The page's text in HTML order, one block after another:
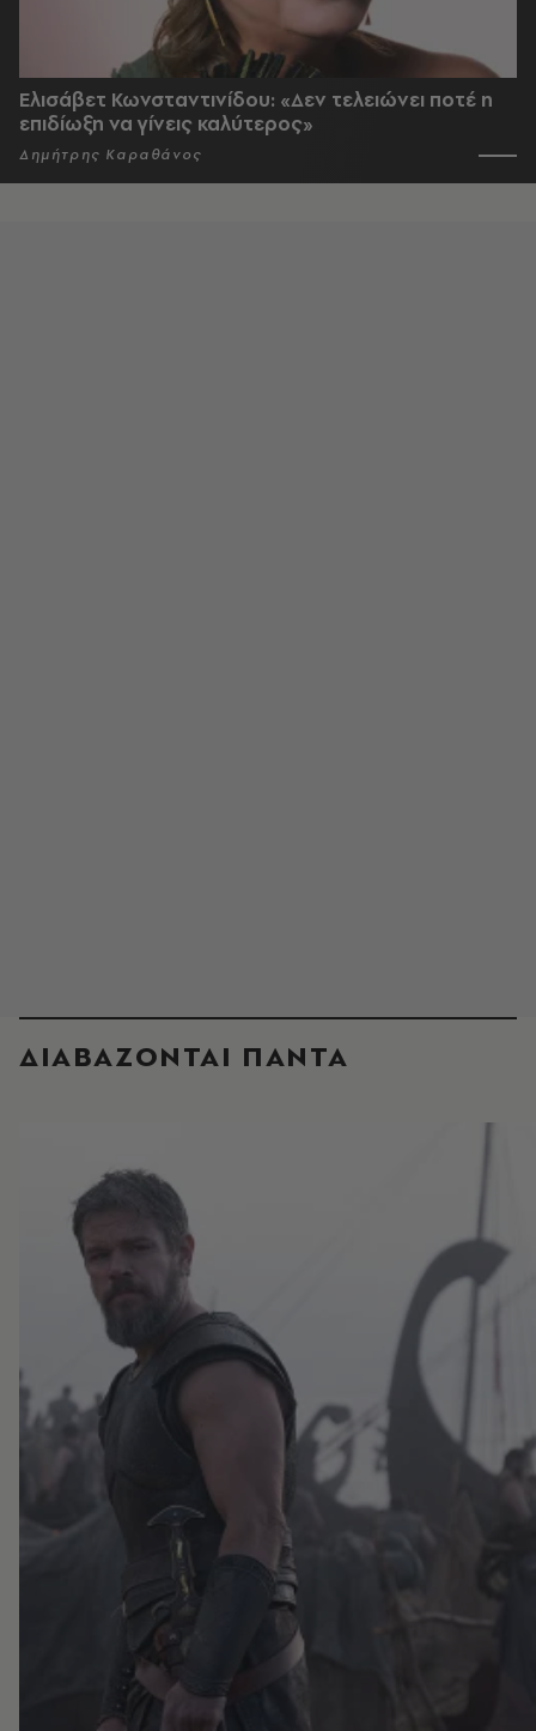
Ελισάβετ Κωνσταντινίδου: «Δεν τελειώνει ποτέ η
επιδίωξη να γίνεις καλύτερος»
Δημήτρης Καραθάνος
ΔΙΑΒΑΖΟΝΤΑΙ ΠΑΝΤΑ